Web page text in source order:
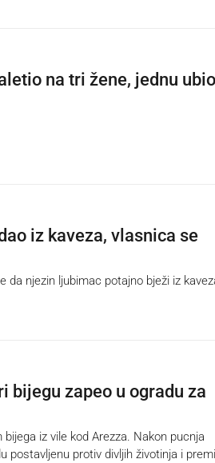
na tri žene, jednu
iz kaveza, vlasnica se
da njezin ljubimac potajno bježi iz
bijegu zapeo u ogradu za
iz vile kod Arezza. Nakon pucnja
postavljenu protiv divljih životinja i